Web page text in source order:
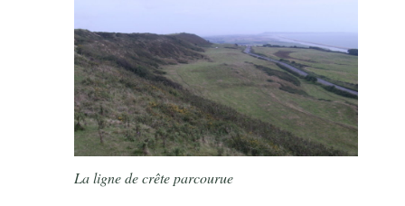
La ligne de crête parcourue